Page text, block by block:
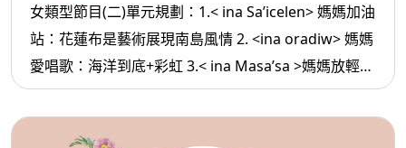
女類型節目(二)單元規劃：1.< ina Sa’icelen> 媽媽加油
站：花蓮布是藝術展現南島風情 2. <ina oradiw> 媽媽
愛唱歌：海洋到底+彩虹 3.< ina Masa’sa >媽媽放輕
鬆:真正強大的人